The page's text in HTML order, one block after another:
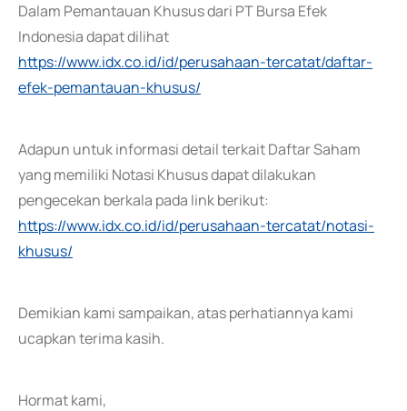
Dalam Pemantauan Khusus dari PT Bursa Efek
Indonesia dapat dilihat
https://www.idx.co.id/id/perusahaan-tercatat/daftar-
efek-pemantauan-khusus/
Adapun untuk informasi detail terkait Daftar Saham
yang memiliki Notasi Khusus dapat dilakukan
pengecekan berkala pada link berikut:
https://www.idx.co.id/id/perusahaan-tercatat/notasi-
khusus/
Demikian kami sampaikan, atas perhatiannya kami
ucapkan terima kasih.
Hormat kami,